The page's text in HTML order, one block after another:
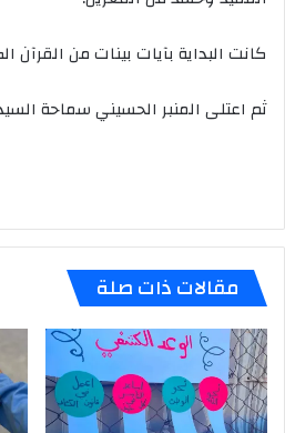
كانت البداية بآيات بينات من القرآن
ثم اعتلى المنبر الحسيني سماحة
مقالات ذات صلة